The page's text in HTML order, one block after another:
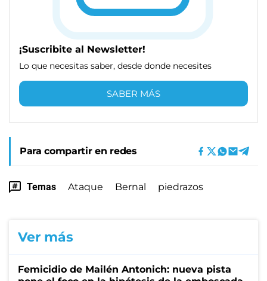
¡Suscribite al Newsletter!
Lo que necesitas saber, desde donde necesites
SABER MÁS
Para compartir en redes
Temas Ataque Bernal piedrazos
Ver más
Femicidio de Mailén Antonich: nueva pista